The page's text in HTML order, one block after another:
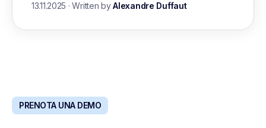
13.11.2025 ·Written byAlexandre Duffaut
PRENOTA UNA DEMO